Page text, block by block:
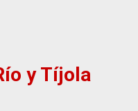
y Tíjola